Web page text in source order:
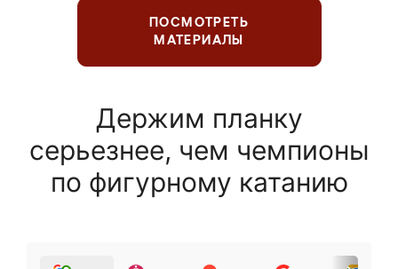
ПОСМОТРЕТЬ
МАТЕРИАЛЫ
Держим планку
серьезнее, чем чемпионы
по фигурному катанию